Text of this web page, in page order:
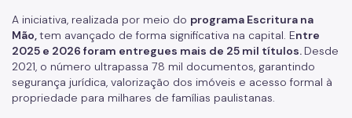
A iniciativa, realizada por meio do programa Escritura na
Mão,tem avançado de forma significativa na capital. Entre
2025 e 2026 foram entregues mais de 25 mil títulos. Desde
2021, o número ultrapassa 78 mil documentos, garantindo
segurança jurídica, valorização dos imóveis e acesso formal à
propriedade para milhares de famílias paulistanas.